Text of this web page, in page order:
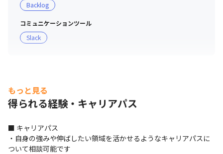
Backlog
コミュニケーションツール
Slack
もっと見る
得られる経験・キャリアパス
■ キャリアパス
・自身の強みや伸ばしたい領域を活かせるようなキャリアパスに
ついて相談可能です